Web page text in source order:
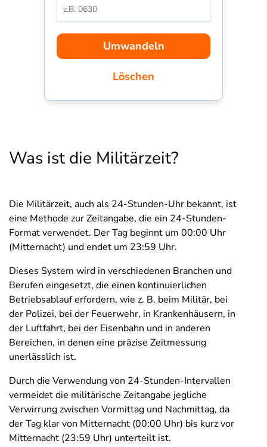
Was ist die Militärzeit?
Die Militärzeit, auch als 24-Stunden-Uhr bekannt, ist
eine Methode zur Zeitangabe, die ein 24-Stunden-
Format verwendet. Der Tag beginnt um 00:00 Uhr
(Mitternacht) und endet um 23:59 Uhr.
Dieses System wird in verschiedenen Branchen und
Berufen eingesetzt, die einen kontinuierlichen
Betriebsablauf erfordern, wie z. B. beim Militär, bei
der Polizei, bei der Feuerwehr, in Krankenhäusern, in
der Luftfahrt, bei der Eisenbahn und in anderen
Bereichen, in denen eine präzise Zeitmessung
unerlässlich ist.
Durch die Verwendung von 24-Stunden-Intervallen
vermeidet die militärische Zeitangabe jegliche
Verwirrung zwischen Vormittag und Nachmittag, da
der Tag klar von Mitternacht (00:00 Uhr) bis kurz vor
Mitternacht (23:59 Uhr) unterteilt ist.